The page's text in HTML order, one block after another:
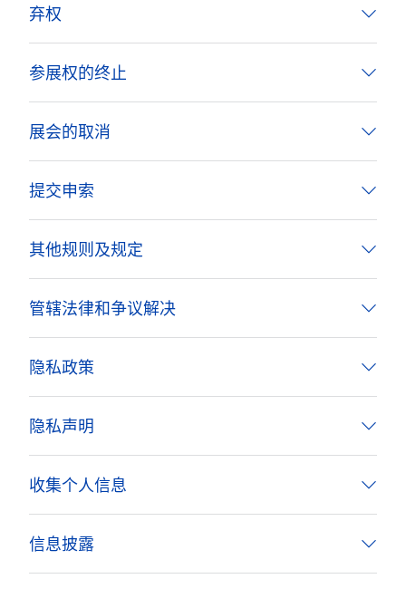
弃权
参展权的终止
展会的取消
提交申索
其他规则及规定
管辖法律和争议解决
隐私政策
隐私声明
收集个人信息
信息披露